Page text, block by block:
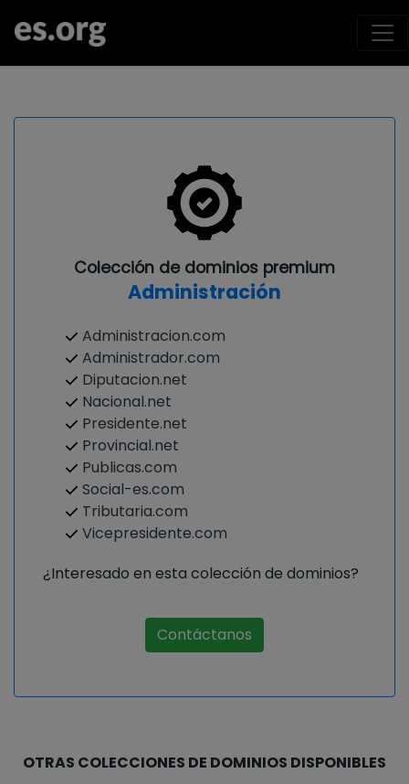
Colección de dominios premium
Administración
Administracion.com
Administrador.com
Diputacion.net
Nacional.net
Presidente.net
Provincial.net
Publicas.com
Social-es.com
Tributaria.com
Vicepresidente.com
¿Interesado en esta colección de dominios?
Contáctanos
OTRAS COLECCIONES DE DOMINIOS DISPONIBLES